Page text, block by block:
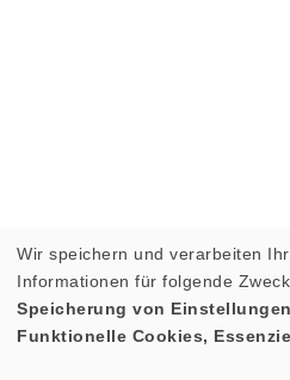
Wir speichern und verarbeiten
Informationen für folgende
Speicherung von
Funktionelle Cookies,